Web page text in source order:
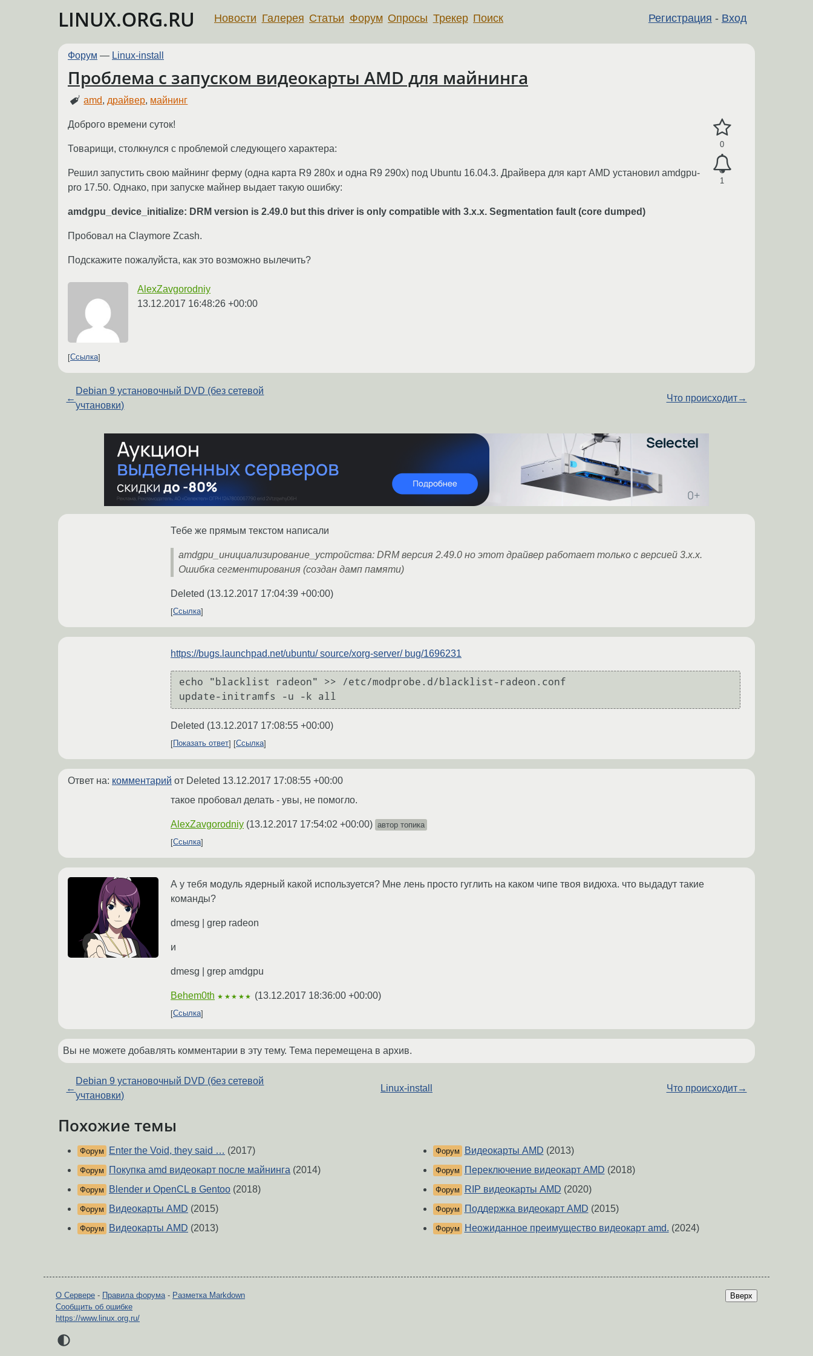
LINUX.ORG.RU Регистрация - Вход
Новости Галерея Статьи Форум Опросы Трекер Поиск
Форум — Linux-install
Проблема с запуском видеокарты AMD для майнинга
amd, драйвер, майнинг
0
1
Доброго времени суток!
Товарищи, столкнулся с проблемой следующего характера:
Решил запустить свою майнинг ферму (одна карта R9 280x и одна R9 290x) под Ubuntu 16.04.3. Драйвера для карт AMD установил amdgpu-
pro 17.50. Однако, при запуске майнер выдает такую ошибку:
amdgpu_device_initialize: DRM version is 2.49.0 but this driver is only compatible with 3.x.x. Segmentation fault (core dumped)
Пробовал на Claymore Zcash.
Подскажите пожалуйста, как это возможно вылечить?
AlexZavgorodniy
13.12.2017 16:48:26 +00:00
Ссылка
←
Debian 9 установочный DVD (без сетевой
учтановки)
Что происходит→
Тебе же прямым текстом написали
amdgpu_инициализирование_устройства: DRM версия 2.49.0 но этот драйвер работает только с версией 3.x.x.
Ошибка сегментирования (создан дамп памяти)
Deleted (13.12.2017 17:04:39 +00:00)
Ссылка
https://bugs.launchpad.net/ubuntu/ source/xorg-server/ bug/1696231
echo "blacklist radeon" >> /etc/modprobe.d/blacklist-radeon.conf
Deleted (13.12.2017 17:08:55 +00:00)
Показать ответ Ссылка
Ответ на: комментарий от Deleted 13.12.2017 17:08:55 +00:00
такое пробовал делать - увы, не помогло.
AlexZavgorodniy (13.12.2017 17:54:02 +00:00) автор топика
Ссылка
А у тебя модуль ядерный какой используется? Мне лень просто гуглить на каком чипе твоя видюха. что выдадут такие
команды?
dmesg | grep radeon
и
dmesg | grep amdgpu
Behem0th ★★★★★ (13.12.2017 18:36:00 +00:00)
Ссылка
Вы не можете добавлять комментарии в эту тему. Тема перемещена в архив.
←
Debian 9 установочный DVD (без сетевой
учтановки)
Linux-install Что происходит→
Похожие темы
Форум Enter the Void, they said … (2017)
Форум Покупка amd видеокарт после майнинга (2014)
Форум Blender и OpenCL в Gentoo (2018)
Форум Видеокарты AMD (2015)
Форум Видеокарты AMD (2013)
Форум Видеокарты AMD (2013)
Форум Переключение видеокарт AMD (2018)
Форум RIP видеокарты AMD (2020)
Форум Поддержка видеокарт AMD (2015)
Форум Неожиданное преимущество видеокарт amd. (2024)
Вверх
О Сервере - Правила форума- Разметка Markdown
Сообщить об ошибке
https://www.linux.org.ru/